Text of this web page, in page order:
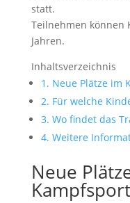
statt.
Teilnehmen können
Jahren.
Inhaltsverzeichnis
1. Neue Plätze im
2. Für welche
3. Wo findet das
4. Weitere
Neue